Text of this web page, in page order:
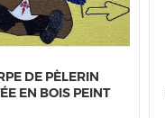
DE PÈLERIN
EN BOIS PEINT